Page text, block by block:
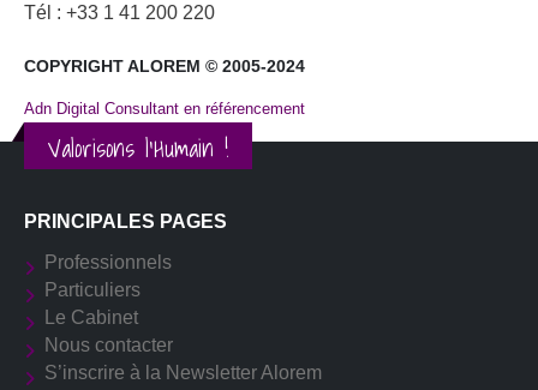
Tél : +33 1 41 200 220
COPYRIGHT ALOREM © 2005-2024
Adn Digital Consultant en référencement
Valorisons l'Humain !
PRINCIPALES PAGES
Professionnels
Particuliers
Le Cabinet
Nous contacter
S’inscrire à la Newsletter Alorem